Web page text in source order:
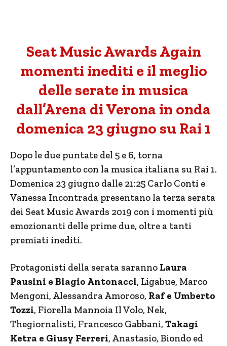
Seat Music Awards Again
momenti inediti e il meglio
delle serate in musica
dall’Arena di Verona in onda
domenica 23 giugno su Rai 1
Dopo le due puntate del 5 e 6, torna
l’appuntamento con la musica italiana su Rai 1.
Domenica 23 giugno dalle 21:25 Carlo Conti e
Vanessa Incontrada presentano la terza serata
dei Seat Music Awards 2019 con i momenti più
emozionanti delle prime due, oltre a tanti
premiati inediti.
Protagonisti della serata saranno Laura
Pausini e Biagio Antonacci, Ligabue, Marco
Mengoni, Alessandra Amoroso, Raf e Umberto
Tozzi, Fiorella Mannoia Il Volo, Nek,
Thegiornalisti, Francesco Gabbani, Takagi
Ketra e Giusy Ferreri, Anastasio, Biondo ed